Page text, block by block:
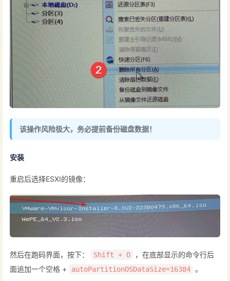
该操作风险极大，务必提前备份磁盘数据！
安装
重启后选择ESXI的镜像：
然后在跑码界面，按下： Shift + O
，在底部显示的命令行后
面追加一个空格 +
autoPartitionOSDataSize=16384 。